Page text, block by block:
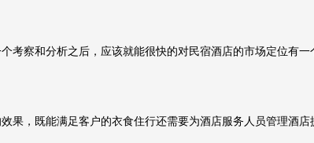
察和分析之后，应该就能很快的对民宿酒店的市场定位有
，既能满足客户的衣食住行还需要为酒店服务人员管理酒